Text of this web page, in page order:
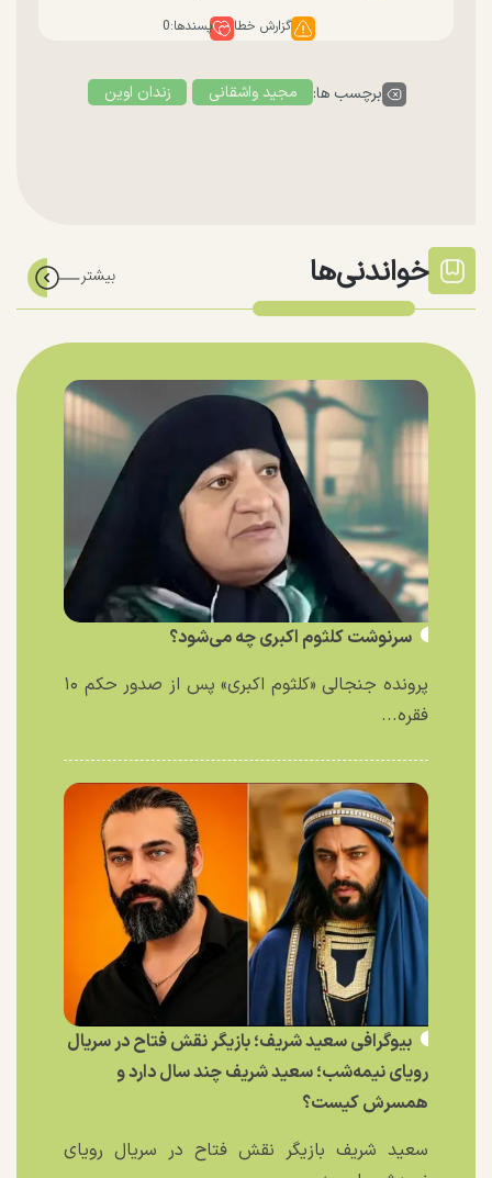
گزارش خطا پسندها:0
برچسب ها: مجید واشقانی زندان اوین
خواندنی‌ها
سرنوشت کلثوم اکبری چه می‌شود؟
پرونده جنجالی «کلثوم اکبری» پس از صدور حکم ۱۰
فقره...
بیوگرافی سعید شریف؛ بازیگر نقش فتاح در سریال
رویای نیمه‌شب؛ سعید شریف چند سال دارد و
همسرش کیست؟
سعید شریف بازیگر نقش فتاح در سریال رویای